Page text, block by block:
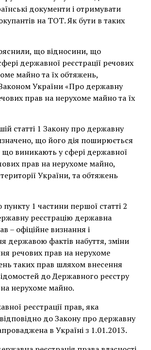
документи і отримувати
на ТОТ. Як бути в таких
що відносини, що
державної реєстрації речових
майно та їх обтяжень,
України «Про державну
прав на нерухоме майно та їх
статті 1 Закону про державну
що його дія поширюється
що виникають у сфері державної
прав на нерухоме майно,
України, та обтяжень
1 частини першої статті 2
реєстрацію державна
– офіційне визнання і
державою фактів набуття, зміни
речових прав на нерухоме
таких прав шляхом внесення
до Державного реєстру
нерухоме майно.
реєстрації прав, яка
до Закону про державну
в Україні з 1.01.2013.